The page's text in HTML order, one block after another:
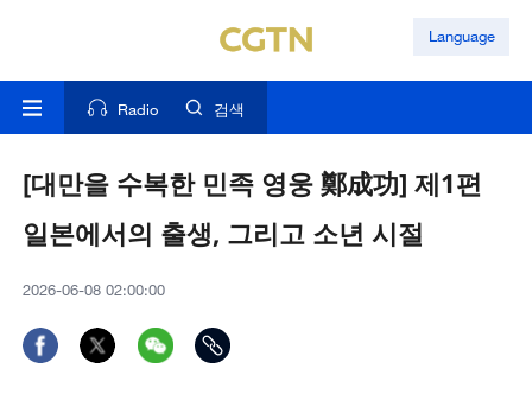
Language
Radio 검색
[대만을 수복한 민족 영웅 鄭成功] 제1편
일본에서의 출생, 그리고 소년 시절
2026-06-08 02:00:00